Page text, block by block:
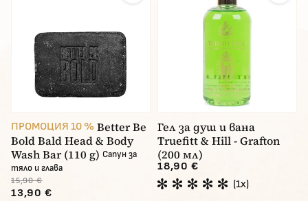
ПРОМОЦИЯ 10 % Better Be
Bold Bald Head & Body
Wash Bar (110 g) Сапун за
тяло и глава
15,90 €
13,90 €
Гел за душ и вана
Truefitt & Hill - Grafton
(200 мл)
18,90 €
(1x)